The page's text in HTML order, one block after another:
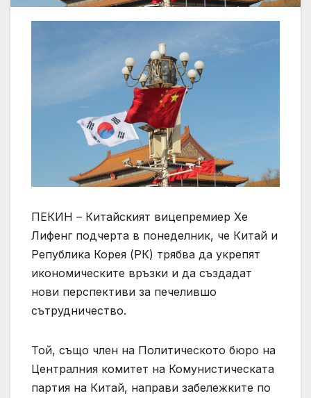
ПЕКИН – Китайският вицепремиер Хе
Лифенг подчерта в понеделник, че Китай и
Република Корея (РК) трябва да укрепят
икономическите връзки и да създадат
нови перспективи за печелившо
сътрудничество.
Той, също член на Политическото бюро на
Централния комитет на Комунистическата
партия на Китай, направи забележките по